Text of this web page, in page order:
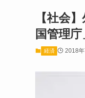
【社会
国管理
経済 2018